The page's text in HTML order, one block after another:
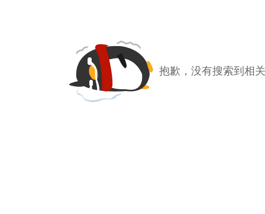
抱歉，没有搜索到相